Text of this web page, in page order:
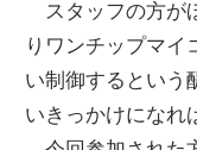
スタッフの方が
りワンチップマイ
い制御するという
いきっかけになれ